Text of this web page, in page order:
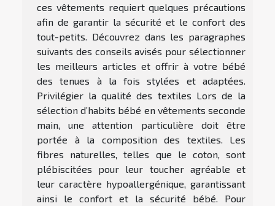
ces vêtements requiert quelques précautions
afin de garantir la sécurité et le confort des
tout-petits. Découvrez dans les paragraphes
suivants des conseils avisés pour sélectionner
les meilleurs articles et offrir à votre bébé
des tenues à la fois stylées et adaptées.
Privilégier la qualité des textiles Lors de la
sélection d’habits bébé en vêtements seconde
main, une attention particulière doit être
portée à la composition des textiles. Les
fibres naturelles, telles que le coton, sont
plébiscitées pour leur toucher agréable et
leur caractère hypoallergénique, garantissant
ainsi le confort et la sécurité bébé. Pour